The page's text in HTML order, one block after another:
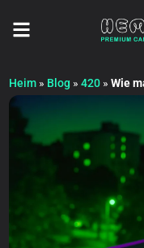
Seitenmenü
Heim » Blog »420 »Wie